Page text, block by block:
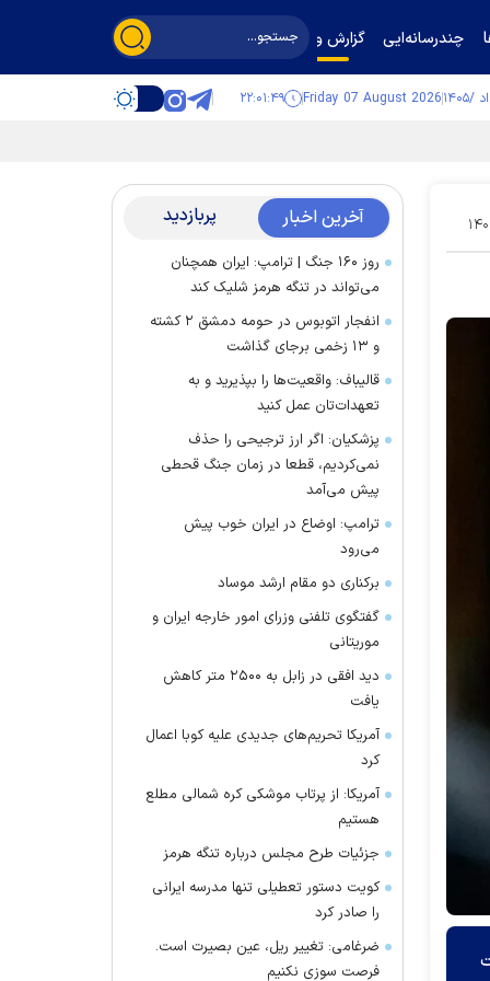
چندرسانه‌ایی گزارش و گفت‌وگو
Friday 07 August 2026 ۲۲:۰۱:۵۰
۳۰ آخرین اخبار پربازدید
روز ۱۶۰ جنگ | ترامپ: ایران همچنان
می‌تواند در تنگه هرمز شلیک کند
انفجار اتوبوس در حومه دمشق ۲ کشته
و ۱۳ زخمی برجای گذاشت
قالیباف: واقعیت‌ها را بپذیرید و به
تعهدات‌تان عمل کنید
پزشکیان: اگر ارز ترجیحی را حذف
نمی‌کردیم، قطعا در زمان جنگ قحطی
پیش می‌آمد
ترامپ: اوضاع در ایران خوب پیش
می‌رود
برکناری دو مقام ارشد موساد
گفتگوی تلفنی وزرای امور خارجه ایران و
موریتانی
دید افقی در زابل به ۲۵۰۰ متر کاهش
یافت
آمریکا تحریم‌های جدیدی علیه کوبا اعمال
کرد
آمریکا: از پرتاب موشکی کره شمالی مطلع
هستیم
جزئیات طرح مجلس درباره تنگه هرمز
کویت دستور تعطیلی تنها مدرسه ایرانی
را صادر کرد
ضرغامی: تغییر ریل، عین بصیرت است.
فرصت سوزی نکنیم